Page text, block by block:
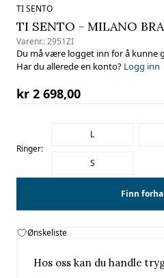
TI SENTO
TI SENTO - MILANO
Varenr.:2951ZI
Du må være logget inn for å kunne
Har du allerede en konto? Logg inn
kr 2 698,00
Ringer:
L
S
Finn
Ønskeliste
Hos oss kan du handle